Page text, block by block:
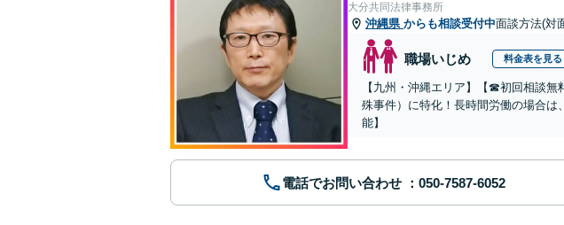
大分共同法律事務所
沖縄県 からも相談受付中面談方法(対
職場いじめ 料金表を見る
【九州・沖縄エリア】【☎︎初回相談
殊事件）に特化！長時間労働の場合
能】
電話でお問い合わせ